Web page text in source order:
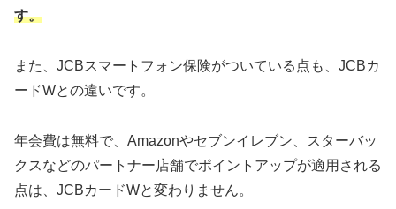
す。
また、JCBスマートフォン保険がついている点も、JCBカ
ードWとの違いです。
年会費は無料で、Amazonやセブンイレブン、スターバッ
クスなどのパートナー店舗でポイントアップが適用される
点は、JCBカードWと変わりません。